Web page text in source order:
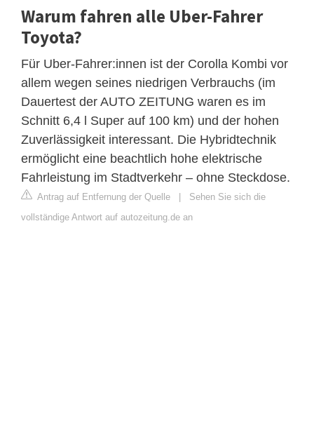
Warum fahren alle Uber-Fahrer
Toyota?
Für Uber-Fahrer:innen ist der Corolla Kombi vor
allem wegen seines niedrigen Verbrauchs (im
Dauertest der AUTO ZEITUNG waren es im
Schnitt 6,4 l Super auf 100 km) und der hohen
Zuverlässigkeit interessant. Die Hybridtechnik
ermöglicht eine beachtlich hohe elektrische
Fahrleistung im Stadtverkehr – ohne Steckdose.
Antrag auf Entfernung der Quelle | Sehen Sie sich die
vollständige Antwort auf autozeitung.de an